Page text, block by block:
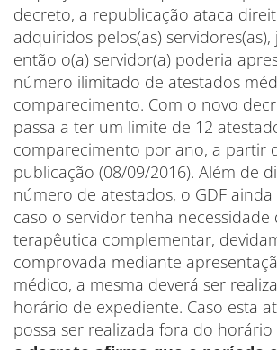
decreto, a republicação ataca
adquiridos pelos(as)
então o(a) servidor(a) poderia
número ilimitado de atestados
comparecimento. Com o novo
passa a ter um limite de 12
comparecimento por ano, a partir
publicação (08/09/2016). Além de
número de atestados, o GDF
caso o servidor tenha necessidade
terapêutica complementar,
comprovada mediante
médico, a mesma deverá ser
horário de expediente. Caso esta
possa ser realizada fora do